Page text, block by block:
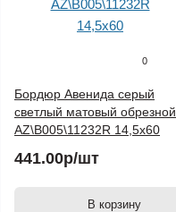
0
Бордюр Авенида серый
светлый матовый обрезной
AZ\B005\11232R 14,5х60
441.00р/шт
В корзину